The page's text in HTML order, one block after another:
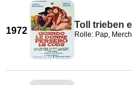
1972
Toll trieben
Rolle: Pap,